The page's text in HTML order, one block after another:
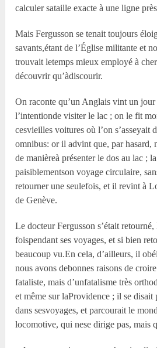
calculer sataille exacte à une ligne
Mais Fergusson se tenait toujours
savants,étant de l’Église militante et
trouvait letemps mieux employé à
découvrir qu’àdiscourir.
On raconte qu’un Anglais vint un jour
l’intentionde visiter le lac ; on le fit
cesvieilles voitures où l’on s’asseyait
omnibus: or il advint que, par hasard,
de manièreà présenter le dos au lac ;
paisiblementson voyage circulaire,
retourner une seulefois, et il revint à
de Genève.
Le docteur Fergusson s’était
foispendant ses voyages, et si bien
beaucoup vu.En cela, d’ailleurs, il
nous avons debonnes raisons de
fataliste, mais d’unfatalisme très
et même sur laProvidence ; il se disait
dans sesvoyages, et parcourait le
locomotive, qui nese dirige pas, mais